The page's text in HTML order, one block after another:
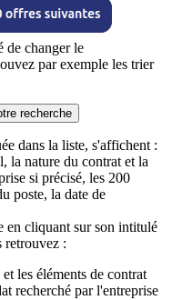
de changer le
par exemple les trier
recherche
dans la liste, s'affichent :
la nature du contrat et la
si précisé, les 200
poste, la date de
en cliquant sur son intitulé
retrouvez :
les éléments de contrat
recherché par l'entreprise